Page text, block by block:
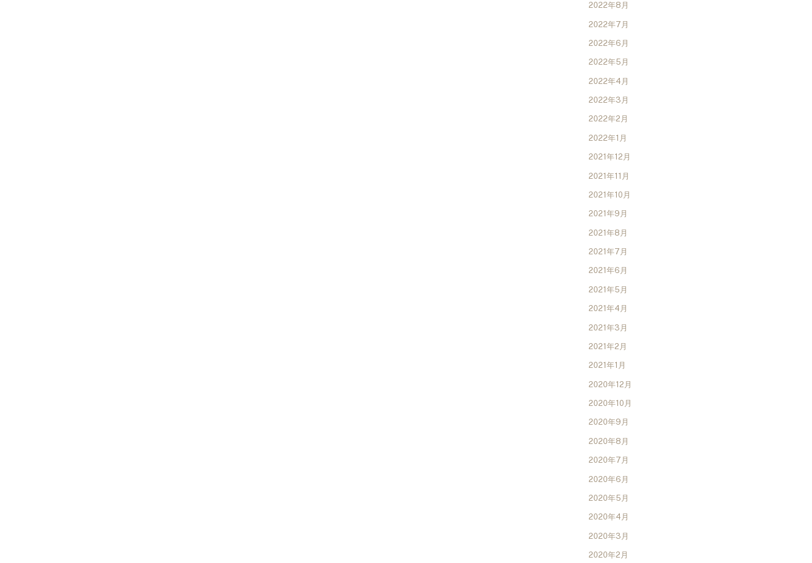
2022年8月
2022年7月
2022年6月
2022年5月
2022年4月
2022年3月
2022年2月
2022年1月
2021年12月
2021年11月
2021年10月
2021年9月
2021年8月
2021年7月
2021年6月
2021年5月
2021年4月
2021年3月
2021年2月
2021年1月
2020年12月
2020年10月
2020年9月
2020年8月
2020年7月
2020年6月
2020年5月
2020年4月
2020年3月
2020年2月